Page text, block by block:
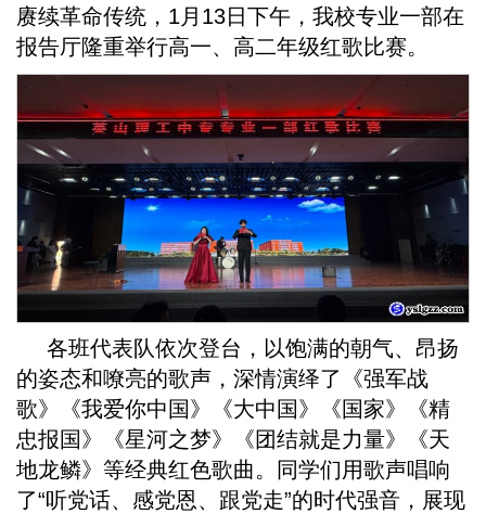
赓续革命传统，1月13日下午，我校专业一部在
报告厅隆重举行高一、高二年级红歌比赛。
各班代表队依次登台，以饱满的朝气、昂扬
的姿态和嘹亮的歌声，深情演绎了《强军战
歌》《我爱你中国》《大中国》《国家》《精
忠报国》《星河之梦》《团结就是力量》《天
地龙鳞》等经典红色歌曲。同学们用歌声唱响
了“听党话、感党恩、跟党走”的时代强音，展现